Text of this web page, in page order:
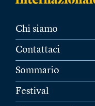
Chi siamo
Contattaci
Sommario
Festival